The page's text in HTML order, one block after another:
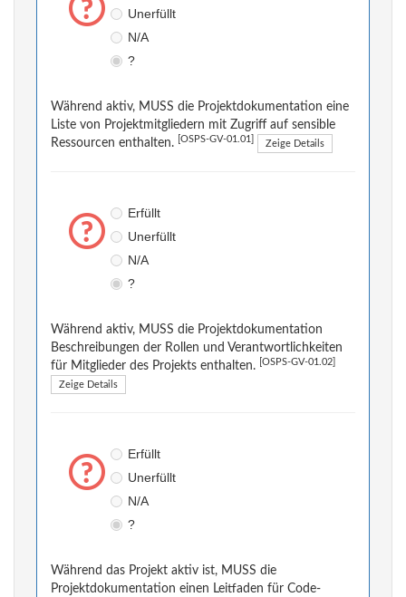
Unerfüllt
N/A
?
Während aktiv, MUSS die Projektdokumentation eine
Liste von Projektmitgliedern mit Zugriff auf sensible
Ressourcen enthalten.
[OSPS-GV-01.01] Zeige Details
Erfüllt
Unerfüllt
N/A
?
Während aktiv, MUSS die Projektdokumentation
Beschreibungen der Rollen und Verantwortlichkeiten
für Mitglieder des Projekts enthalten.
[OSPS-GV-01.02]
Zeige Details
Erfüllt
Unerfüllt
N/A
?
Während das Projekt aktiv ist, MUSS die
Projektdokumentation einen Leitfaden für Code-